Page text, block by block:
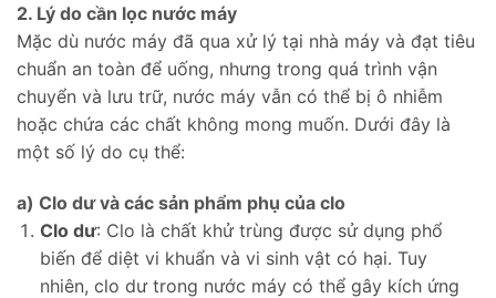
2. Lý do cần lọc nước máy
Mặc dù nước máy đã qua xử lý tại nhà máy và đạt tiêu
chuẩn an toàn để uống, nhưng trong quá trình vận
chuyển và lưu trữ, nước máy vẫn có thể bị ô nhiễm
hoặc chứa các chất không mong muốn. Dưới đây là
một số lý do cụ thể:
a) Clo dư và các sản phẩm phụ của clo
Clo dư: Clo là chất khử trùng được sử dụng phổ
biến để diệt vi khuẩn và vi sinh vật có hại. Tuy
nhiên, clo dư trong nước máy có thể gây kích ứng